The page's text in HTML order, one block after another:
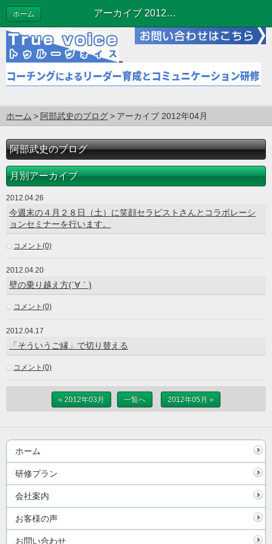
アーカイブ 2012年04月 | 阿部武史のブログ
ホーム
ホーム 阿部武史のブログ アーカイブ 2012年04月
阿部武史のブログ
月別アーカイブ
2012.04.26
今週末の４月２８日（土）に笑顔セラピストさんとコラボレーシ
ョンセミナーを行います。
コメント(0)
2012.04.20
壁の乗り越え方(´∀｀)
コメント(0)
2012.04.17
「そういうご縁」で切り替える
コメント(0)
« 2012年03月 一覧へ 2012年05月 »
ホーム
研修プラン
会社案内
お客様の声
お問い合わせ